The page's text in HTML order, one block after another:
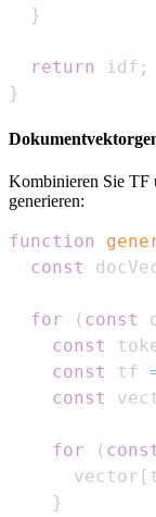
}
return idf ;
}
Kombinieren Sie TF
generieren:
function
const
for ( const
const
const
tf
const
for (
      vector
[
}